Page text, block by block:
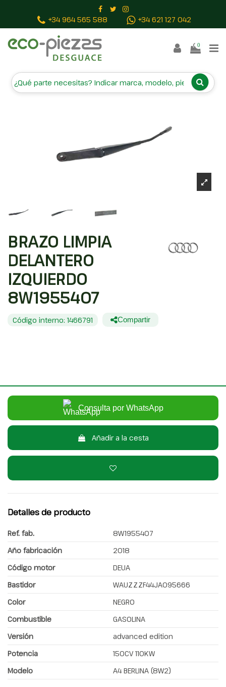
+34 964 565 588 +34 621 127 042
0
BRAZO LIMPIA DELANTERO
IZQUIERDO 8W1955407
BRAZO LIMPIA
DELANTERO
IZQUIERDO
8W1955407
Código interno: 1466791 Compartir
Consulta por WhatsApp
Añadir a la cesta
Detalles de producto
Ref. fab.
8W1955407
Año fabricación
2018
Código motor
DEUA
Bastidor
WAUZZZF44JA095666
Color
NEGRO
Combustible
GASOLINA
Versión
advanced edition
Potencia
150CV 110KW
Modelo
A4 BERLINA (8W2)